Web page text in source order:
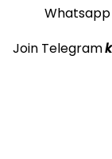
Whatsapp
Join Telegramk